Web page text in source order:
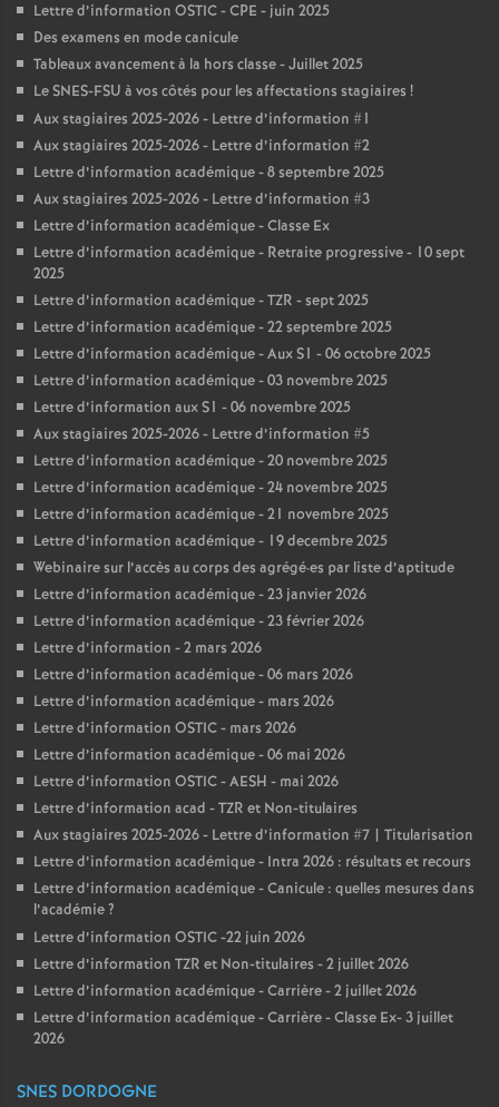
Lettre d’information OSTIC - CPE - juin 2025
Des examens en mode canicule
Tableaux avancement à la hors classe - Juillet 2025
Le SNES-FSU à vos côtés pour les affectations stagiaires !
Aux stagiaires 2025-2026 - Lettre d’information #1
Aux stagiaires 2025-2026 - Lettre d’information #2
Lettre d’information académique - 8 septembre 2025
Aux stagiaires 2025-2026 - Lettre d’information #3
Lettre d’information académique - Classe Ex
Lettre d’information académique - Retraite progressive - 10 sept
2025
Lettre d’information académique - TZR - sept 2025
Lettre d’information académique - 22 septembre 2025
Lettre d’information académique - Aux S1 - 06 octobre 2025
Lettre d’information académique - 03 novembre 2025
Lettre d’information aux S1 - 06 novembre 2025
Aux stagiaires 2025-2026 - Lettre d’information #5
Lettre d’information académique - 20 novembre 2025
Lettre d’information académique - 24 novembre 2025
Lettre d’information académique - 21 novembre 2025
Lettre d’information académique - 19 decembre 2025
Webinaire sur l’accès au corps des agrégé·es par liste d’aptitude
Lettre d’information académique - 23 janvier 2026
Lettre d’information académique - 23 février 2026
Lettre d’information - 2 mars 2026
Lettre d’information académique - 06 mars 2026
Lettre d’information académique - mars 2026
Lettre d’information OSTIC - mars 2026
Lettre d’information académique - 06 mai 2026
Lettre d’information OSTIC - AESH - mai 2026
Lettre d’information acad - TZR et Non-titulaires
Aux stagiaires 2025-2026 - Lettre d’information #7 | Titularisation
Lettre d’information académique - Intra 2026 : résultats et recours
Lettre d’information académique - Canicule : quelles mesures dans
l’académie?
Lettre d’information OSTIC -22 juin 2026
Lettre d’information TZR et Non-titulaires - 2 juillet 2026
Lettre d’information académique - Carrière - 2 juillet 2026
Lettre d’information académique - Carrière - Classe Ex- 3 juillet
2026
SNES DORDOGNE